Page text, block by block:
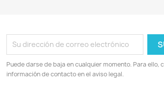
Puede darse de baja en cualquier momento. Para ello,
información de contacto en el aviso legal.